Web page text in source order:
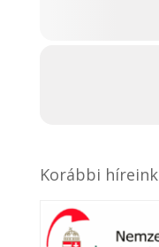
Korábbi híreink